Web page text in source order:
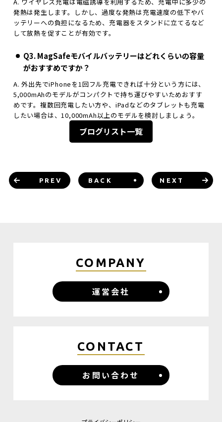
発熱は発生します。しかし、過度な発熱は充電速度の低下やバ
ッテリーへの負担になるため、充電器をスタンドに立てるなど
して放熱を促すことが有効です。
Q3. MagSafeモバイルバッテリーはどれくらいの容量
がおすすめですか？
A. 外出先でiPhoneを1回フル充電できれば十分という方には、
5,000mAhのモデルがコンパクトで持ち運びやすいためおすす
めです。複数回充電したい方や、iPadなどのタブレットも充電
したい場合は、10,000mAh以上のモデルを検討しましょう。
ブログリスト一覧
PREV NEXT
BACK
COMPANY
運営会社
CONTACT
お問い合わせ